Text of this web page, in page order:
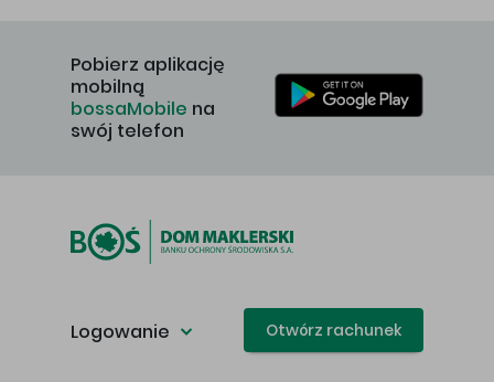
Pobierz aplikację
mobilną
bossaMobile na
swój telefon
Logowanie Otwórz rachunek